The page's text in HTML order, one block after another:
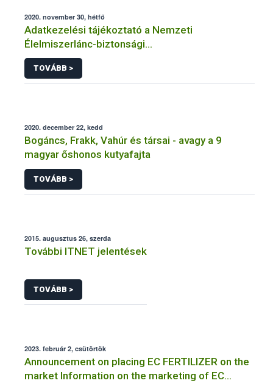
2020. november 30, hétfő
Adatkezelési tájékoztató a Nemzeti
Élelmiszerlánc-biztonsági
Hivatal tevékenységéhez kötődő érintetti jogok
gyakorlásával összefüggő adatkezeléseihez
TOVÁBB >
2020. december 22, kedd
Bogáncs, Frakk, Vahúr és társai - avagy a 9
magyar őshonos kutyafajta
TOVÁBB >
2015. augusztus 26, szerda
További ITNET jelentések
TOVÁBB >
2023. február 2, csütörtök
Announcement on placing EC FERTILIZER on the
market Information on the marketing of EC